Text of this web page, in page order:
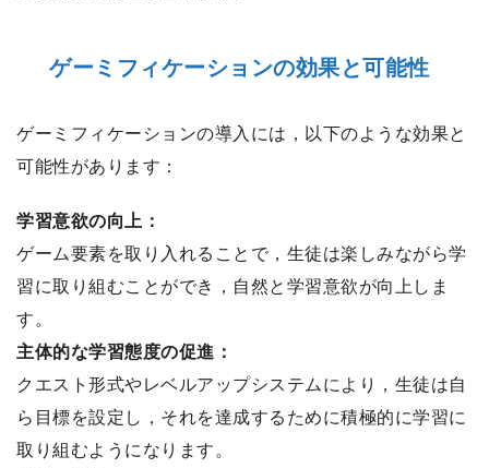
ゲーミフィケーションの効果と可能性
ゲーミフィケーションの導入には，以下のような効果と
可能性があります：
学習意欲の向上：
ゲーム要素を取り入れることで，生徒は楽しみながら学
習に取り組むことができ，自然と学習意欲が向上しま
す。
主体的な学習態度の促進：
クエスト形式やレベルアップシステムにより，生徒は自
ら目標を設定し，それを達成するために積極的に学習に
取り組むようになります。